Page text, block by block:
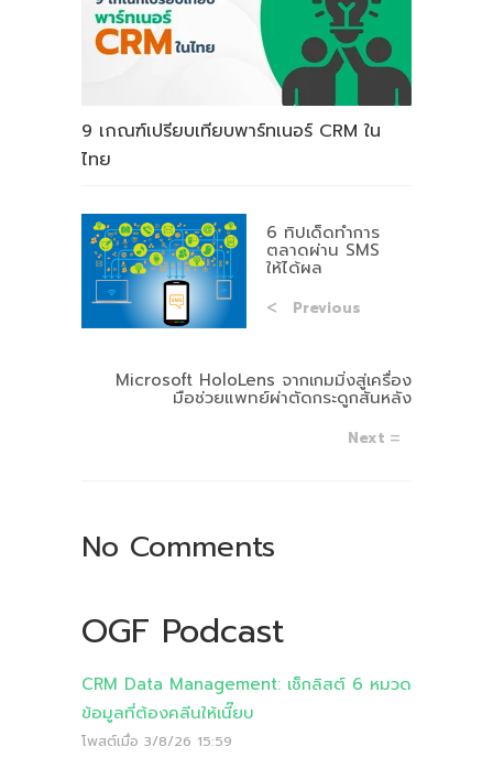
9 เกณฑ์เปรียบเทียบพาร์ทเนอร์ CRM ใน
ไทย
6 ทิปเด็ดทำการ
ตลาดผ่าน SMS
ให้ได้ผล
Previous
Microsoft HoloLens จากเกมมิ่งสู่เครื่อง
มือช่วยแพทย์ผ่าตัดกระดูกสันหลัง
Next
No Comments
OGF Podcast
CRM Data Management: เช็กลิสต์ 6 หมวด
ข้อมูลที่ต้องคลีนให้เนี๊ยบ
โพสต์เมื่อ 3/8/26 15:59